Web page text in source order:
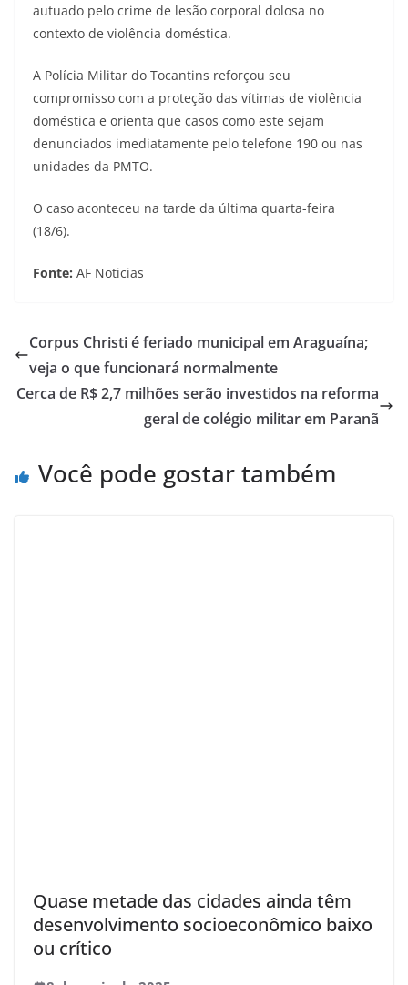
autuado pelo crime de lesão corporal dolosa no
contexto de violência doméstica.
A Polícia Militar do Tocantins reforçou seu
compromisso com a proteção das vítimas de violência
doméstica e orienta que casos como este sejam
denunciados imediatamente pelo telefone 190 ou nas
unidades da PMTO.
O caso aconteceu na tarde da última quarta-feira
(18/6).
Fonte: AF Noticias
Corpus Christi é feriado municipal em Araguaína;
veja o que funcionará normalmente
Cerca de R$ 2,7 milhões serão investidos na reforma
geral de colégio militar em Paranã
Você pode gostar também
Quase metade das cidades ainda têm
desenvolvimento socioeconômico baixo
ou crítico